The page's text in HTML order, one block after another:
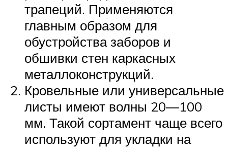
трапеций. Применяются
главным образом для
обустройства заборов и
обшивки стен каркасных
металлоконструкций.
Кровельные или универсальные
листы имеют волны 20―100
мм. Такой сортамент чаще всего
используют для укладки на